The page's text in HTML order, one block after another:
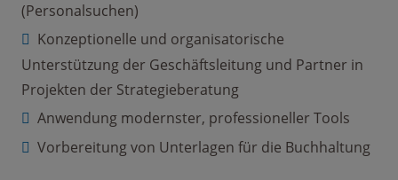
(Personalsuchen)
Konzeptionelle und organisatorische
Unterstützung der Geschäftsleitung und Partner in
Projekten der Strategieberatung
Anwendung modernster, professioneller Tools
Vorbereitung von Unterlagen für die Buchhaltung